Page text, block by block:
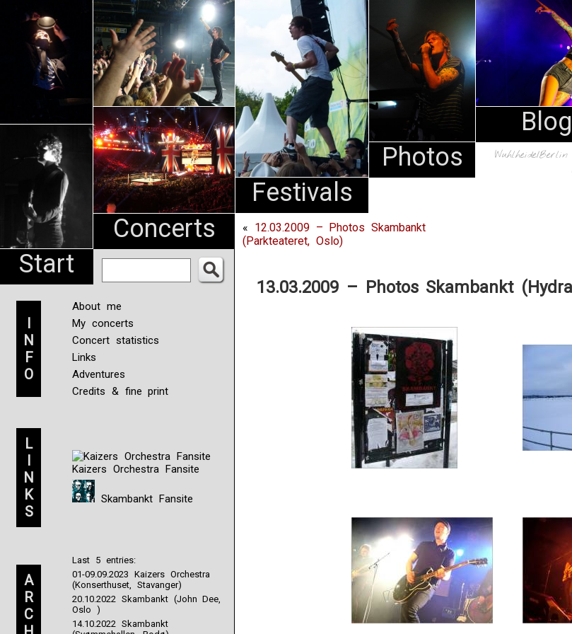
Start
Concerts
Festivals
Photos
Blog
Pharma
Wuhlheide/Berlin
I
N
F
O
About me
My concerts
Concert statistics
Links
Adventures
Credits & fine print
L
I
N
K
S
Kaizers Orchestra Fansite
Skambankt Fansite
A
R
C
Last 5 entries:
01-09.09.2023 Kaizers Orchestra
(Konserthuset, Stavanger)
20.10.2022 Skambankt (John Dee,
Oslo )
14.10.2022 Skambankt
« 12.03.2009 – Photos Skambankt
(Parkteateret, Oslo)
13.03.2009 – Photos Skambankt